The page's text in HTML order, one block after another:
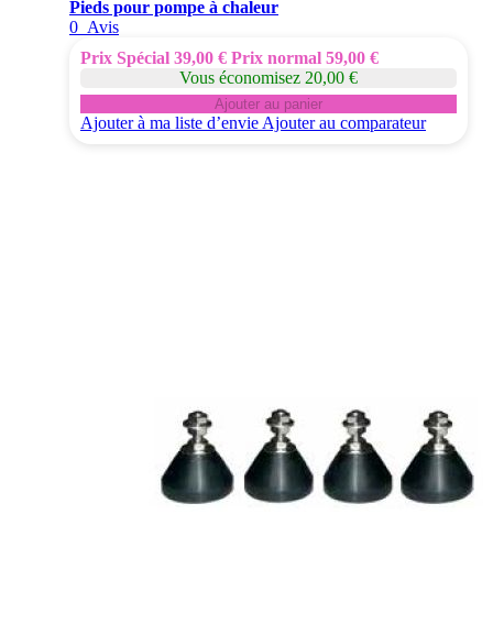
Pieds pour pompe à chaleur
0 Avis
Prix Spécial 39,00 € Prix normal 59,00 €
Vous économisez 20,00 €
Ajouter au panier
Ajouter à ma liste d’envie Ajouter au comparateur